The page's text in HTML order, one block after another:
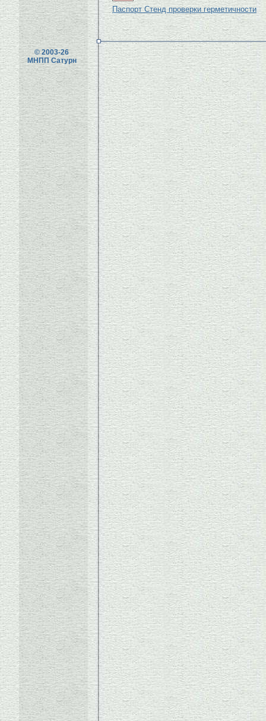
Паспорт Стенд проверки герметичности
© 2003-26
МНПП Сатурн